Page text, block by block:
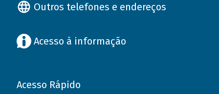
Outros telefones e endereços
Acesso à informação
Acesso Rápido